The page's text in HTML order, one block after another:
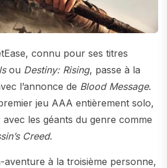
connu pour ses titres
ou Destiny: Rising, passe à la
l’annonce de Blood Message.
jeu AAA entièrement solo,
les géants du genre comme
Creed.
aventure à la troisième personne,